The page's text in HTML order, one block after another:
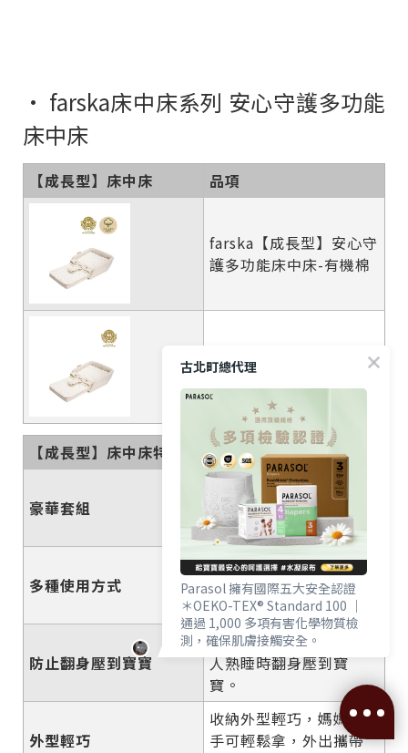
• farska床中床系列 安心守護多功能
床中床
【成長型】床中床 品項
farska【成長型】安心守
護多功能床中床-有機棉
farska【成長型】安心守
護多功能床中床
【成長型】床中床特點 細節
豪華套組
豪華6件組，含床墊、保
護欄、保潔墊、傾斜
枕、腰帶、護套。
多種使用方式
可當睡床、輔助椅、幼
兒椅、大童椅、尿布
台。
防止翻身壓到寶寶
堅固防護支架，防止大
人熟睡時翻身壓到寶
寶。
外型輕巧
收納外型輕巧，媽媽單
手可輕鬆拿，外出攜帶
古北町總代理
Parasol 擁有國際五大安全認證
＊OEKO-TEX® Standard 100 ｜
通過 1,000 多項有害化學物質檢
測，確保肌膚接觸安全。
＊EWG VERIFIED® ｜ 毒理與流行
病學專家嚴審，成分透明且健康。
＊OCS 100 有機標準 ｜ 獨立驗證